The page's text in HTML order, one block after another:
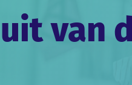
van